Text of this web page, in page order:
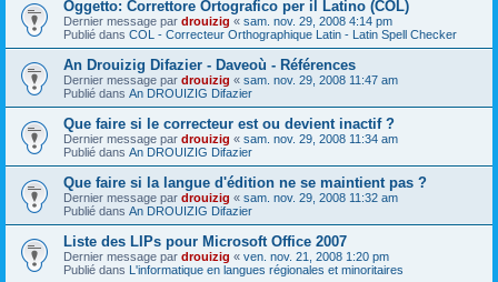
Oggetto: Correttore Ortografico per il Latino (COL)
Dernier message par drouizig « sam. nov. 29, 2008 4:14 pm
Publié dans COL - Correcteur Orthographique Latin - Latin Spell Checker
An Drouizig Difazier - Daveoù - Références
Dernier message par drouizig « sam. nov. 29, 2008 11:47 am
Publié dans An DROUIZIG Difazier
Que faire si le correcteur est ou devient inactif ?
Dernier message par drouizig « sam. nov. 29, 2008 11:34 am
Publié dans An DROUIZIG Difazier
Que faire si la langue d'édition ne se maintient pas ?
Dernier message par drouizig « sam. nov. 29, 2008 11:32 am
Publié dans An DROUIZIG Difazier
Liste des LIPs pour Microsoft Office 2007
Dernier message par drouizig « ven. nov. 21, 2008 1:20 pm
Publié dans L'informatique en langues régionales et minoritaires